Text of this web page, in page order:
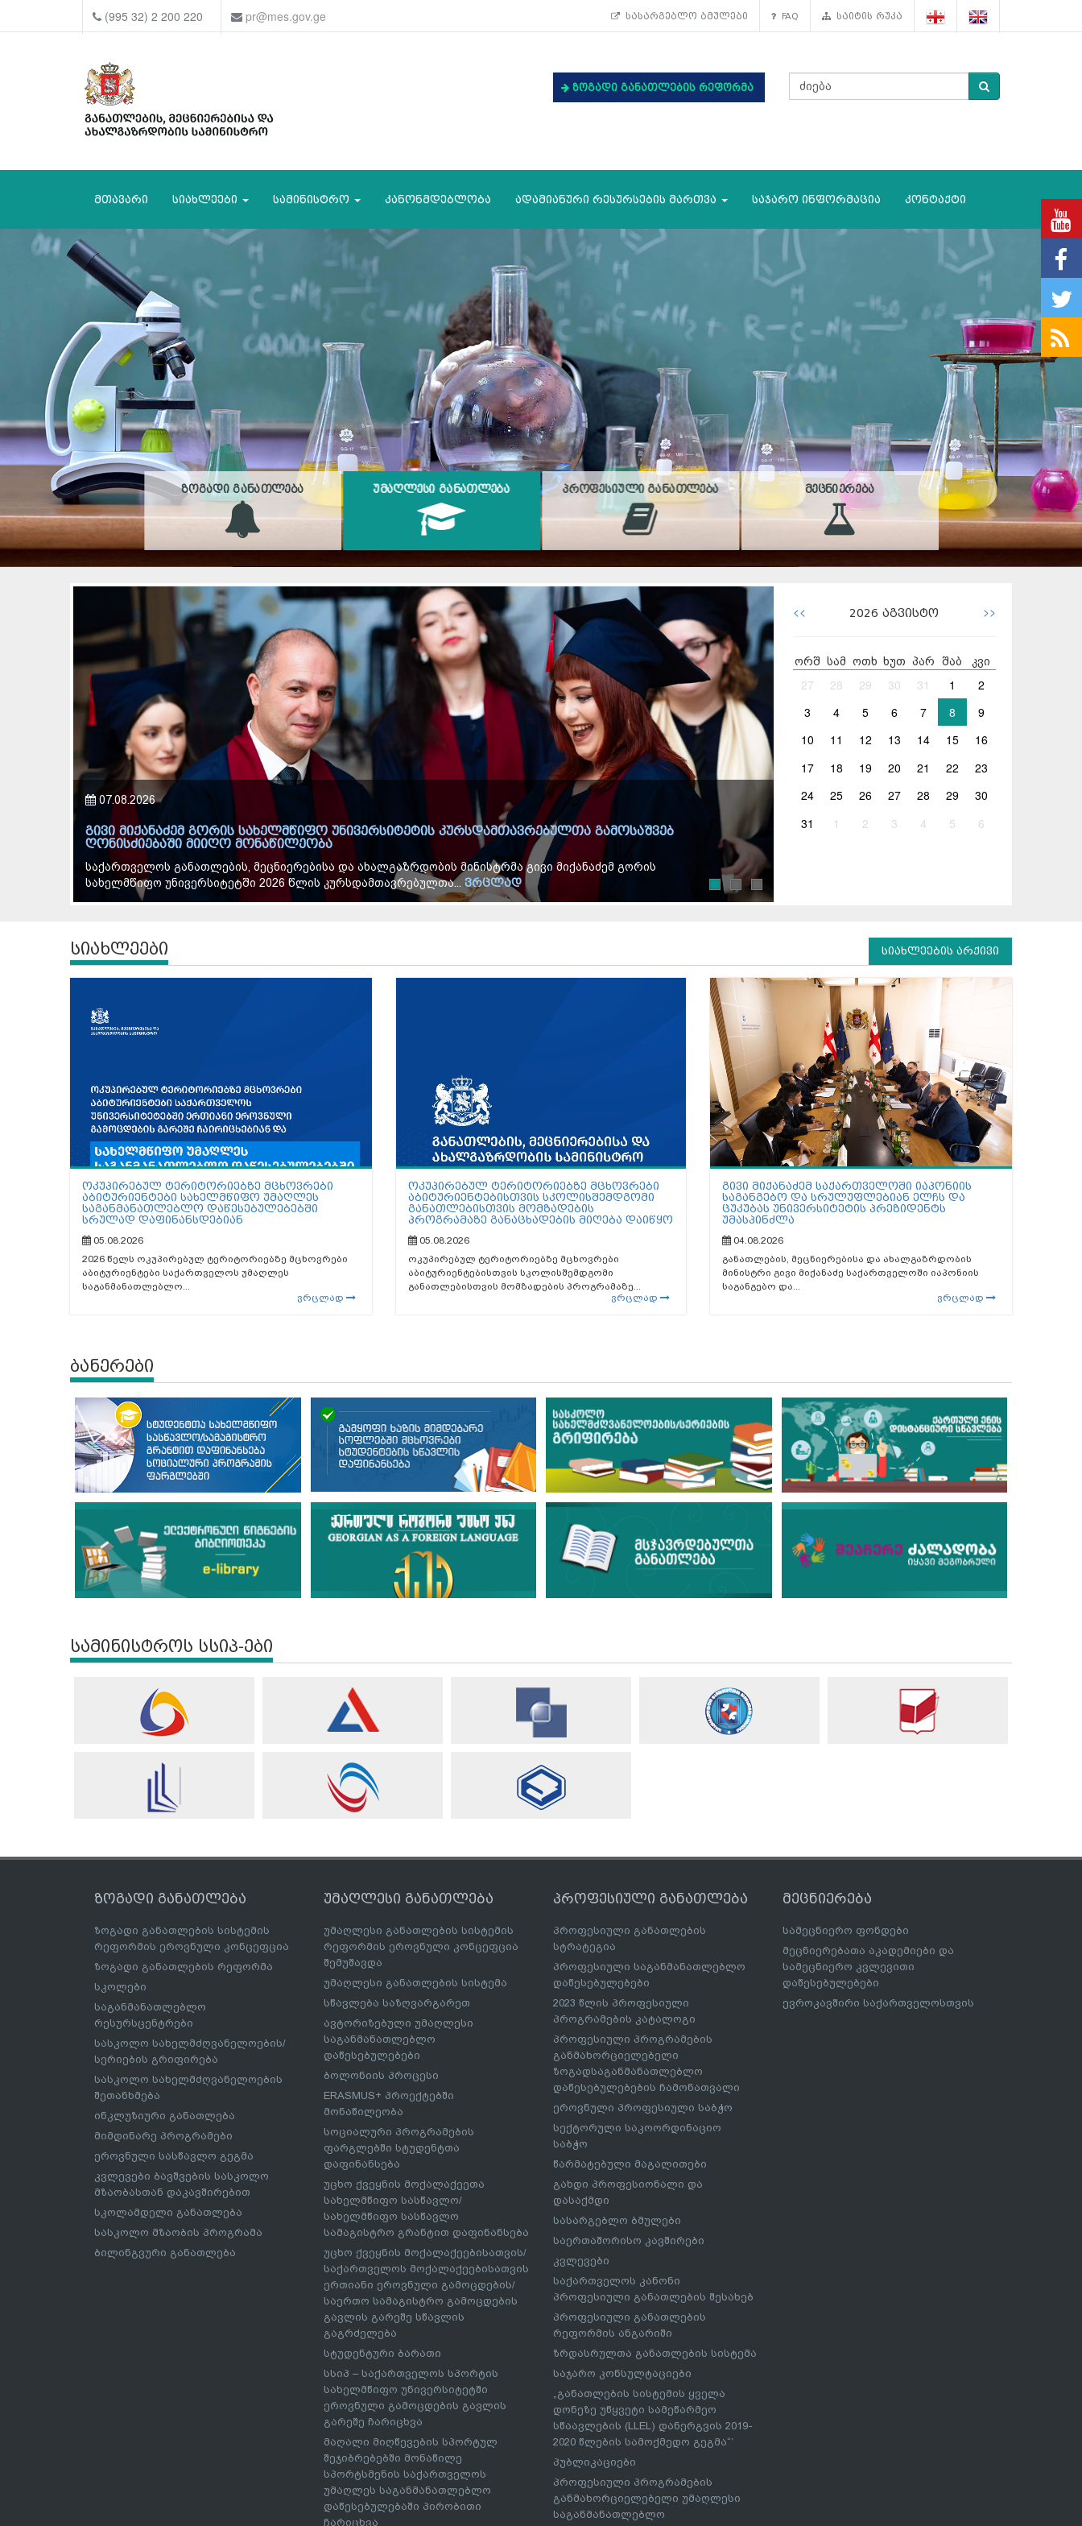
(995 32) 2 200 220 pr@mes.gov.ge სასარგებლო ბმულები FAQ საიტის რუკა
ზოგადი განათლების რეფორმა
მთავარი სიახლეები სამინისტრო კანონმდებლობა ადამიანური რესურსების მართვა საჯარო ინფორმაცია კონტაქტი
ᲖᲝᲒᲐᲓᲘ ᲒᲐᲜᲐᲗᲚᲔᲑᲐ ᲣᲛᲐᲦᲚᲔᲡᲘ ᲒᲐᲜᲐᲗᲚᲔᲑᲐ ᲞᲠᲝᲤᲔᲡᲘᲣᲚᲘ ᲒᲐᲜᲐᲗᲚᲔᲑᲐ ᲛᲔᲪᲜᲘᲔᲠᲔᲑᲐ
07.08.2026
გივი მიქანაძემ გორის სახელმწიფო უნივერსიტეტის კურსდამთავრებულთა გამოსაშვებ
ღონისძიებაში მიიღო მონაწილეობა
საქართველოს განათლების, მეცნიერებისა და ახალგაზრდობის მინისტრმა გივი მიქანაძემ გორის
სახელმწიფო უნივერსიტეტში 2026 წლის კურსდამთავრებულთა... ვრცლად
<< 2026 აგვისტო >>
ორშ სამ ოთხ ხუთ პარ შაბ კვი
27 28 29 30 31 1
2
3
4 5 6 7 8
9
10
11 12 13 14 15
16
17
18 19 20 21 22
23
24
25 26 27 28 29
30
31
1 2 3 4 5 6
სიახლეები სიახლეების არქივი
ოკუპირებულ ტერიტორიებზე მცხოვრები
აბიტურიენტები სახელმწიფო უმაღლეს
საგანმანათლებლო დაწესებულებებში
სრულად დაფინანსდებიან
05.08.2026
2026 წელს ოკუპირებულ ტერიტორიებზე მცხოვრები
აბიტურიენტები საქართველოს უმაღლეს
საგანმანათლებლო...
ვრცლად
ოკუპირებულ ტერიტორიებზე მცხოვრები
აბიტურიენტებისთვის სკოლისშემდგომი
განათლებისთვის მომზადების
პროგრამაზე განაცხადების მიღება დაიწყო
05.08.2026
ოკუპირებულ ტერიტორიებზე მცხოვრები
აბიტურიენტებისთვის სკოლისშემდგომი
განათლებისთვის მომზადების პროგრამაზე...
ვრცლად
გივი მიქანაძემ საქართველოში იაპონიის
საგანგებო და სრულუფლებიან ელჩს და
ცუკუბას უნივერსიტეტის პრეზიდენტს
უმასპინძლა
04.08.2026
განათლების, მეცნიერებისა და ახალგაზრდობის
მინისტრი გივი მიქანაძე საქართველოში იაპონიის
საგანგებო და...
ვრცლად
ბანერები
სამინისტროს სსიპ-ები
ზოგადი განათლება
ზოგადი განათლების სისტემის
რეფორმის ეროვნული კონცეფცია
ზოგადი განათლების რეფორმა
სკოლები
საგანმანათლებლო
რესურსცენტრები
სასკოლო სახელმძღვანელოების/
სერიების გრიფირება
სასკოლო სახელმძღვანელოების
შეთანხმება
ინკლუზიური განათლება
მიმდინარე პროგრამები
ეროვნული სასწავლო გეგმა
კვლევები ბავშვების სასკოლო
მზაობასთან დაკავშირებით
სკოლამდელი განათლება
სასკოლო მზაობის პროგრამა
ბილინგვური განათლება
უმაღლესი განათლება
უმაღლესი განათლების სისტემის
რეფორმის ეროვნული კონცეფცია
შემუშავდა
უმაღლესი განათლების სისტემა
სწავლება საზღვარგარეთ
ავტორიზებული უმაღლესი
საგანმანათლებლო
დაწესებულებები
ბოლონიის პროცესი
ERASMUS+ პროექტებში
მონაწილეობა
სოციალური პროგრამების
ფარგლებში სტუდენტთა
დაფინანსება
უცხო ქვეყნის მოქალაქეეთა
სახელმწიფო სასწავლო/
სახელმწიფო სასწავლო
სამაგისტრო გრანტით დაფინანსება
უცხო ქვეყნის მოქალაქეებისათვის/
საქართველოს მოქალაქეებისათვის
ერთიანი ეროვნული გამოცდების/
საერთო სამაგისტრო გამოცდების
გავლის გარეშე სწავლის
გაგრძელება
სტუდენტური ბარათი
სსიპ – საქართველოს სპორტის
სახელმწიფო უნივერსიტეტში
ეროვნული გამოცდების გავლის
გარეშე ჩარიცხვა
მაღალი მიღწევების სპორტულ
შეჯიბრებებში მონაწილე
სპორტსმენის საქართველოს
უმაღლეს საგანმანათლებლო
დაწესებულებაში პირობითი
ჩარიცხვა
პროფესიული განათლება
პროფესიული განათლების
სტრატეგია
პროფესიული საგანმანათლებლო
დაწესებულებები
2023 წლის პროფესიული
პროგრამების კატალოგი
პროფესიული პროგრამების
განმახორციელებელი
ზოგადსაგანმანათლებლო
დაწესებულებების ჩამონათვალი
ეროვნული პროფესიული საბჭო
სექტორული საკოორდინაციო
საბჭო
წარმატებული მაგალითები
გახდი პროფესიონალი და
დასაქმდი
სასარგებლო ბმულები
საერთაშორისო კავშირები
კვლევები
საქართველოს კანონი
პროფესიული განათლების შესახებ
პროფესიული განათლების
რეფორმის ანგარიში
ზრდასრულთა განათლების სისტემა
საჯარო კონსულტაციები
„განათლების სისტემის ყველა
დონეზე უწყვეტი სამეწარმეო
სწაავლების (LLEL) დანერგვის 2019-
2020 წლების სამოქმედო გეგმა“’
პუბლიკაციები
პროფესიული პროგრამების
განმახორციელებელი უმაღლესი
საგანმანათლებლო
მეცნიერება
სამეცნიერო ფონდები
მეცნიერებათა აკადემიები და
სამეცნიერო კვლევითი
დაწესებულებები
ევროკავშირი საქართველოსთვის